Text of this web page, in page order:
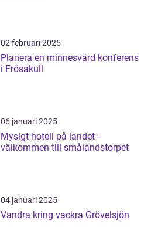
02 februari 2025
Planera en minnesvärd konferens
i Frösakull
06 januari 2025
Mysigt hotell på landet -
välkommen till smålandstorpet
04 januari 2025
Vandra kring vackra Grövelsjön